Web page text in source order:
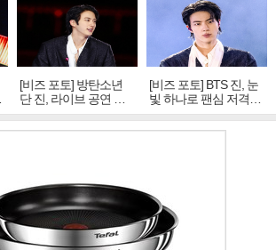
[비즈 포토] 방탄소년
단 진, 라이브 공연 중
빛나는 독보적 아우라
[비즈 포토] BTS 진, 눈
빛 하나로 팬심 저격…
독보적 카리스마